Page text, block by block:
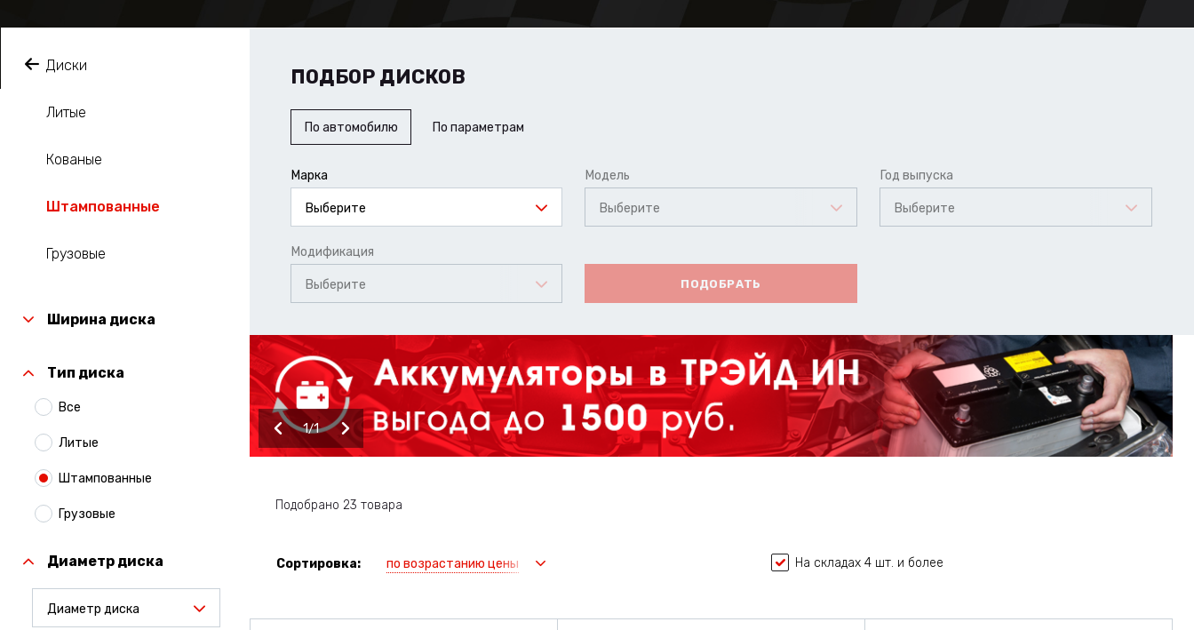
Диски
Литые
Кованые
Штампованные
Грузовые
Ширина диска
Тип диска
Все
Литые
Штампованные
Грузовые
Диаметр диска
Диаметр диска
ПОДБОР ДИСКОВ
По автомобилю По параметрам
Марка
Выберите
Модель
Выберите
Год выпуска
Выберите
Модификация
Выберите ПОДОБРАТЬ
1 1
Подобрано 23 товара
Сортировка: по возрастанию цены На складах 4 шт. и более